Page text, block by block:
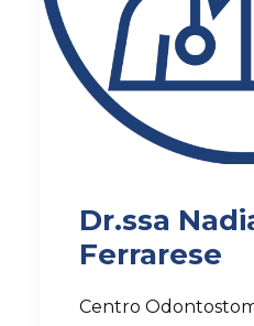
Dr.ssa
Ferrarese
Centro